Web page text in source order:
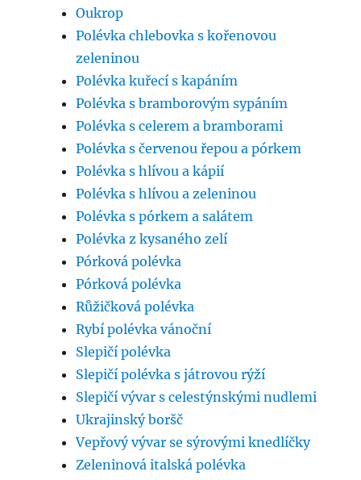
Oukrop
Polévka chlebovka s kořenovou
zeleninou
Polévka kuřecí s kapáním
Polévka s bramborovým sypáním
Polévka s celerem a bramborami
Polévka s červenou řepou a pórkem
Polévka s hlívou a kápií
Polévka s hlívou a zeleninou
Polévka s pórkem a salátem
Polévka z kysaného zelí
Pórková polévka
Pórková polévka
Růžičková polévka
Rybí polévka vánoční
Slepičí polévka
Slepičí polévka s játrovou rýží
Slepičí vývar s celestýnskými nudlemi
Ukrajinský boršč
Vepřový vývar se sýrovými knedlíčky
Zeleninová italská polévka